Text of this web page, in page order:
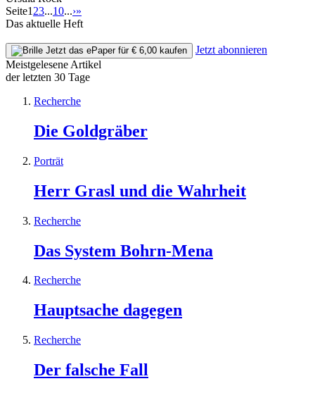
Seite1 23...10...›»
Das aktuelle Heft
Jetzt das ePaper für € 6,00 kaufen
Jetzt abonnieren
Meistgelesene Artikel
der letzten 30 Tage
Recherche
Die Goldgräber
Porträt
Herr Grasl und die Wahrheit
Recherche
Das System Bohrn-Mena
Recherche
Hauptsache dagegen
Recherche
Der falsche Fall